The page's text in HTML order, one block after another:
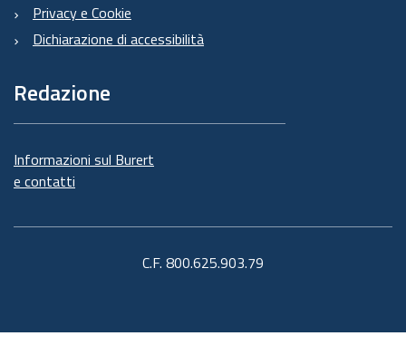
Privacy e Cookie
Dichiarazione di accessibilità
Redazione
Informazioni sul Burert
e contatti
C.F. 800.625.903.79